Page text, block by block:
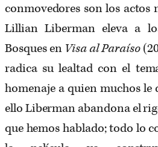
conmovedores son los actos
Lillian Liberman eleva a
Bosques en Visa al Paraíso
radica su lealtad con el
homenaje a quien muchos le
ello Liberman abandona el
que hemos hablado; todo lo